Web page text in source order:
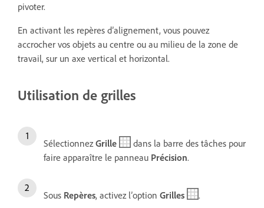
pivoter.
En activant les repères d’alignement, vous pouvez
accrocher vos objets au centre ou au milieu de la zone de
travail, sur un axe vertical et horizontal.
Utilisation de grilles
Sélectionnez Grille
dans la barre des tâches pour
faire apparaître le panneau Précision.
Sous Repères, activez l’option Grilles .